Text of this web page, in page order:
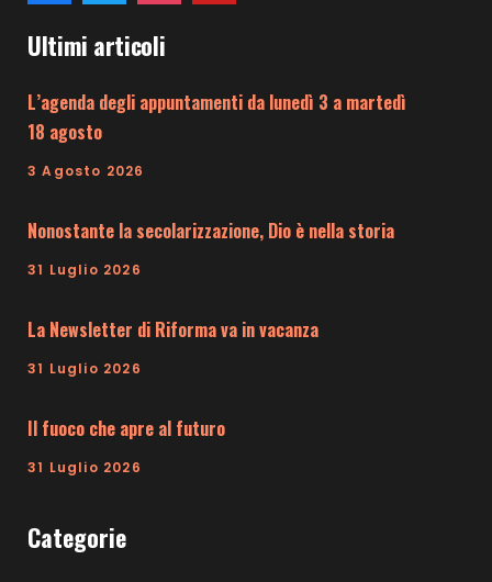
Ultimi articoli
L’agenda degli appuntamenti da lunedì 3 a martedì
18 agosto
3 Agosto 2026
Nonostante la secolarizzazione, Dio è nella storia
31 Luglio 2026
La Newsletter di Riforma va in vacanza
31 Luglio 2026
Il fuoco che apre al futuro
31 Luglio 2026
Categorie